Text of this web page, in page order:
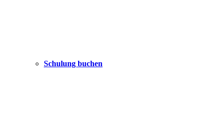
Schulung buchen